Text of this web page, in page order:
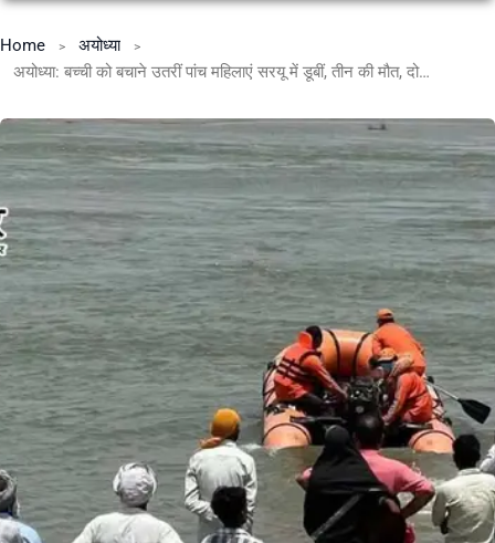
Home
अयोध्या
अयोध्या: बच्ची को बचाने उतरीं पांच महिलाएं सरयू में डूबीं, तीन की मौत, दो की तलाश जारी